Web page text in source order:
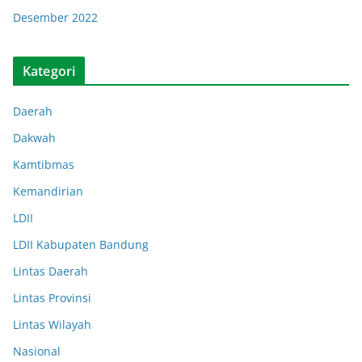
Desember 2022
Kategori
Daerah
Dakwah
Kamtibmas
Kemandirian
LDII
LDII Kabupaten Bandung
Lintas Daerah
Lintas Provinsi
Lintas Wilayah
Nasional